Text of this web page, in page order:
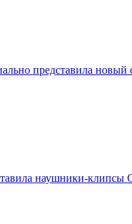
представила
наушники-клипсы